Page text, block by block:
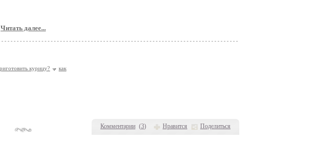
Комментарии (3) Нравится Поделиться
Читать далее...
курицу?
как